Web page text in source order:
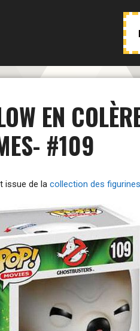
EN
#109
issue de la collection des